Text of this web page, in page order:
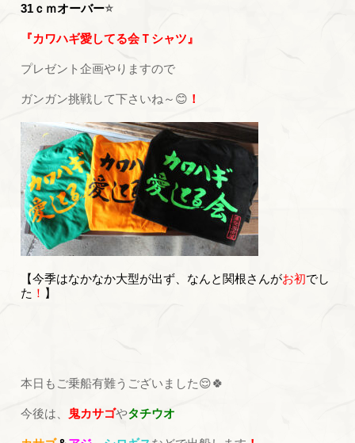
31ｃｍオーバー⭐
『カワハギ愛してる会Ｔシャツ』
プレゼント企画やりますので
ガンガン挑戦して下さいね～😊 ！
【今季はなかなか大型が出ず、 なんと関根さんがお初でし
た ！ 】
本日もご乗船有難うございました😌🍀
今後は、 鬼カサゴやタチウオ